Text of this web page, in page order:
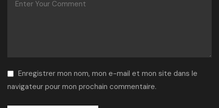
Enregistrer mon nom, mon e-mail et mon site dans le
navigateur pour mon prochain commentaire.